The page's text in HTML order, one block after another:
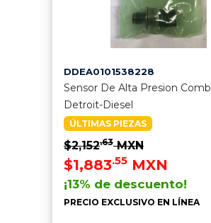
DDEA0101538228
Sensor De Alta Presion Comb
Detroit-Diesel
ÚLTIMAS PIEZAS
$2,152.63MXN
$1,883.55 MXN
¡13% de descuento!
PRECIO EXCLUSIVO EN LÍNEA